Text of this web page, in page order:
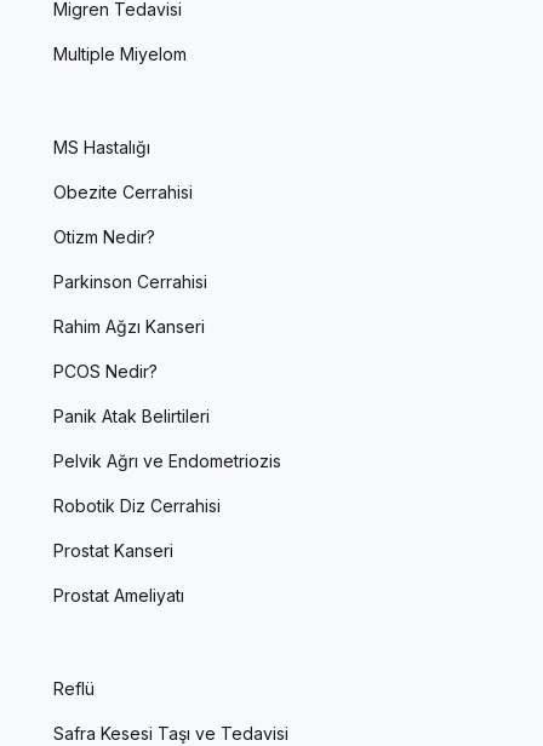
Migren Tedavisi
Multiple Miyelom
MS Hastalığı
Obezite Cerrahisi
Otizm Nedir?
Parkinson Cerrahisi
Rahim Ağzı Kanseri
PCOS Nedir?
Panik Atak Belirtileri
Pelvik Ağrı ve Endometriozis
Robotik Diz Cerrahisi
Prostat Kanseri
Prostat Ameliyatı
Reflü
Safra Kesesi Taşı ve Tedavisi